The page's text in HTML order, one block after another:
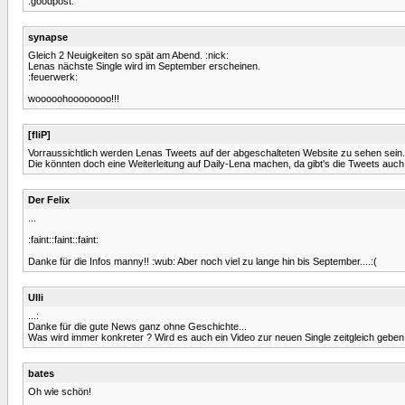
synapse
Gleich 2 Neuigkeiten so spät am Abend. :nick:
Lenas nächste Single wird im September erscheinen.
:feuerwerk:
wooooohoooooooo!!!
[fliP]
Vorraussichtlich werden Lenas Tweets auf der abgeschalteten Website zu sehen sein.
Die könnten doch eine Weiterleitung auf Daily-Lena machen, da gibt's die Tweets
Der Felix
:faint::faint::faint:
Danke für die Infos manny!! :wub: Aber noch viel zu lange hin bis September....:(
Ulli
...:
Danke für die gute News ganz ohne Geschichte...
Was wird immer konkreter ? Wird es auch ein Video zur neuen Single zeitgleich
bates
Oh wie schön!